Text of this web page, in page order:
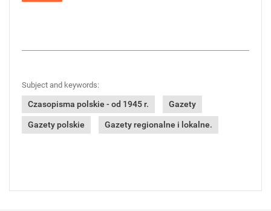
Subject and keywords:
Czasopisma polskie - od 1945 r. Gazety
Gazety polskie Gazety regionalne i lokalne.